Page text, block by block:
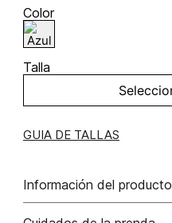
Color
Talla
GUIA DE TALLAS
Información del producto
100.00% algodón/cotton